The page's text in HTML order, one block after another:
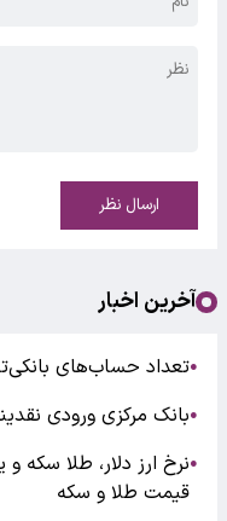
ارسال نظر
آخرین اخبار
●تعداد حساب‌های
●بانک مرکزی ورودی
●
قیمت طلا و سکه